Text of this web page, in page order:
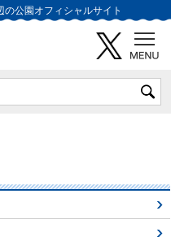
の公園オフィシャルサイト